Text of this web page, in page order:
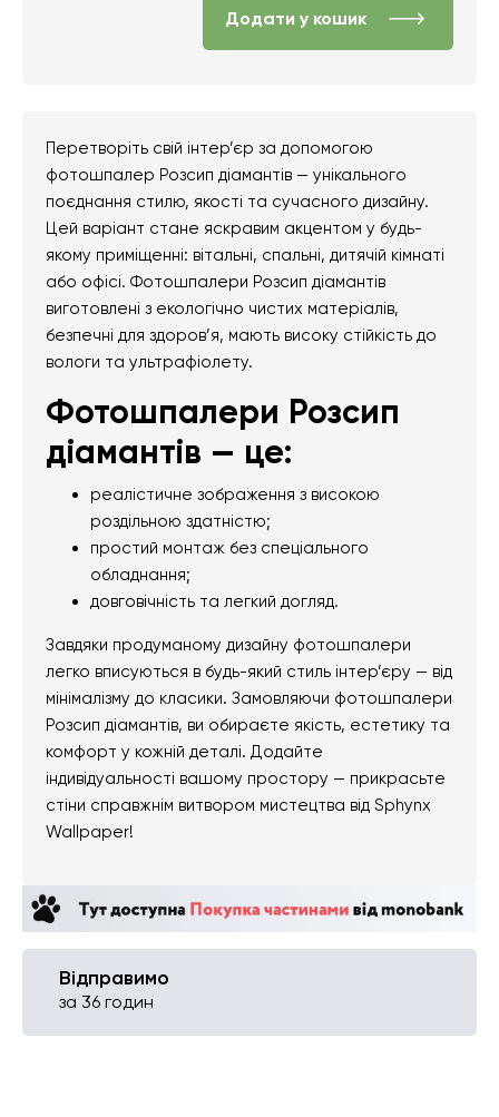
Додати у кошик
Перетворіть свій інтер’єр за допомогою
фотошпалер Розсип діамантів — унікального
поєднання стилю, якості та сучасного дизайну.
Цей варіант стане яскравим акцентом у будь-
якому приміщенні: вітальні, спальні, дитячій кімнаті
або офісі. Фотошпалери Розсип діамантів
виготовлені з екологічно чистих матеріалів,
безпечні для здоров’я, мають високу стійкість до
вологи та ультрафіолету.
Фотошпалери Розсип
діамантів — це:
реалістичне зображення з високою
роздільною здатністю;
простий монтаж без спеціального
обладнання;
довговічність та легкий догляд.
Завдяки продуманому дизайну фотошпалери
легко вписуються в будь-який стиль інтер’єру — від
мінімалізму до класики. Замовляючи фотошпалери
Розсип діамантів, ви обираєте якість, естетику та
комфорт у кожній деталі. Додайте
індивідуальності вашому простору — прикрасьте
стіни справжнім витвором мистецтва від Sphynx
Wallpaper!
Відправимо
за 36 годин